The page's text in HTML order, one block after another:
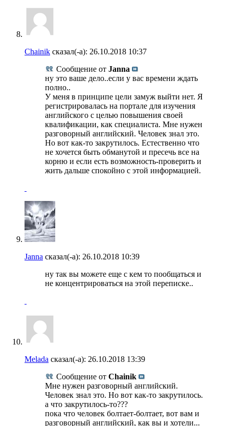
Chainik сказал(-а): 26.10.2018 10:37
Сообщение от Janna
ну это ваше дело..если у вас времени ждать
полно..
У меня в принципе цели замуж выйти нет. Я
регистрировалась на портале для изучения
английского с целью повышения своей
квалификации, как специалиста. Мне нужен
разговорный английский. Человек знал это.
Но вот как-то закрутилось. Естественно что
не хочется быть обманутой и пресечь все на
корню и если есть возможность-проверить и
жить дальше спокойно с этой информацией.
Janna сказал(-а): 26.10.2018 10:39
ну так вы можете еще с кем то пообщаться и
не концентрироваться на этой переписке..
Melada сказал(-а): 26.10.2018 13:39
Сообщение от Chainik
Мне нужен разговорный английский.
Человек знал это. Но вот как-то закрутилось.
а что закрутилось-то???
пока что человек болтает-болтает, вот вам и
разговорный английский, как вы и хотели...